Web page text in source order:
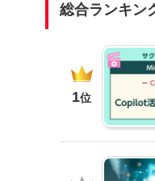
総合ランキン
1位